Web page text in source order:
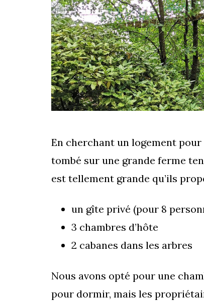
En cherchant un logement pour
tombé sur une grande ferme
est tellement grande qu’ils
un gîte privé (pour 8
3 chambres d’hôte
2 cabanes dans les arbres
Nous avons opté pour une
pour dormir, mais les